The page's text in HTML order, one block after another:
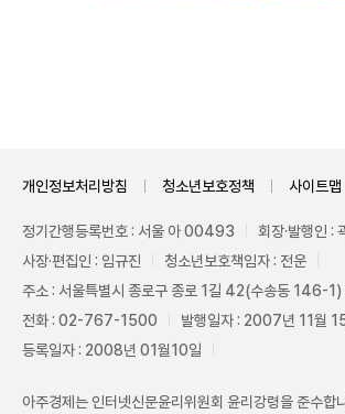
개인정보처리방침 청소년보호정책 사이트맵
정기간행등록번호 : 서울 아 00493
회장·발행인 :
사장·편집인 : 임규진
청소년보호책임자 : 전운
주소 : 서울특별시 종로구 종로 1길 42(수송동 146-1)
전화 : 02-767-1500
발행일자 : 2007년 11월
등록일자 : 2008년 01월10일
아주경제는 인터넷신문윤리위원회 윤리강령을 준수합